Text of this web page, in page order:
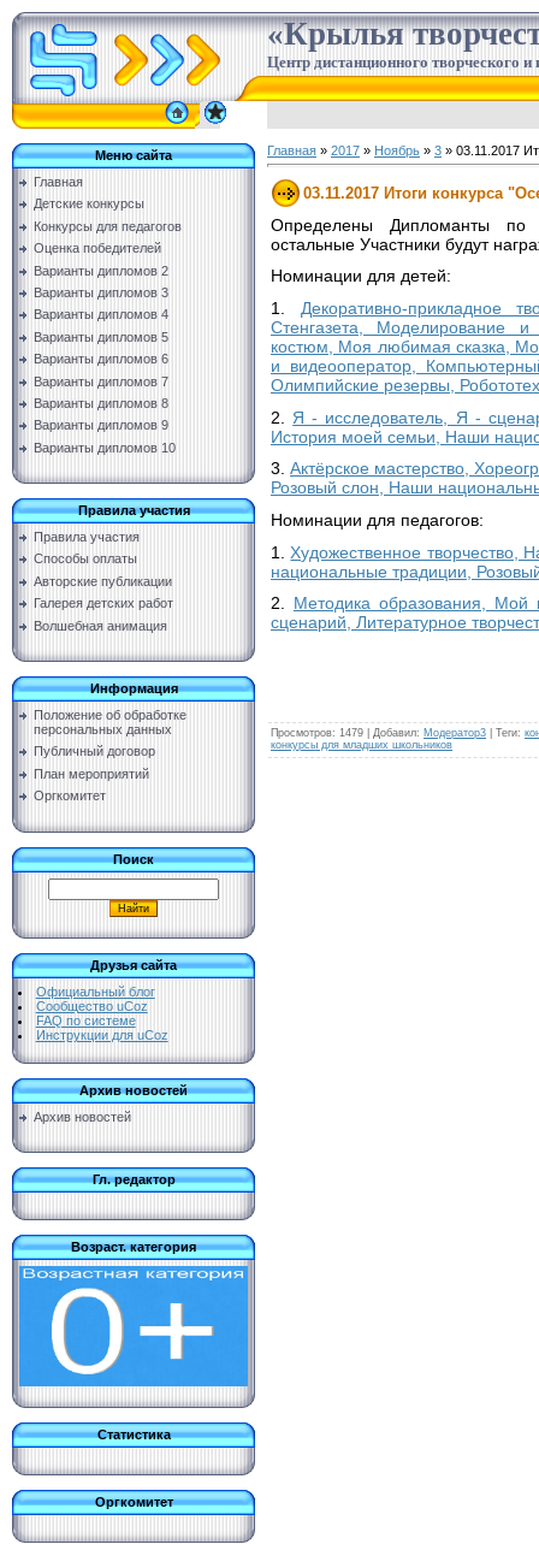
«Крылья
Центр дистанционного творческого и
Меню сайта
Главная
Детские конкурсы
Конкурсы для педагогов
Оценка победителей
Варианты дипломов 2
Варианты дипломов 3
Варианты дипломов 4
Варианты дипломов 5
Варианты дипломов 6
Варианты дипломов 7
Варианты дипломов 8
Варианты дипломов 9
Варианты дипломов 10
Правила участия
Правила участия
Способы оплаты
Авторские публикации
Галерея детских работ
Волшебная анимация
Информация
Положение об обработке
персональных данных
Публичный договор
План мероприятий
Оргкомитет
Поиск
Друзья сайта
Официальный блог
Сообщество uCoz
FAQ по системе
Инструкции для uCoz
Архив новостей
Архив новостей
Гл. редактор
Возраст. категория
Статистика
Оргкомитет
Главная » 2017 » Ноябрь » 3 » 03.11.2017
03.11.2017 Итоги конкурса
Определены Дипломанты по
остальные Участники будут
Номинации для детей:
1. Декоративно-прикладное
Стенгазета, Моделирование
костюм, Моя любимая сказка,
и видеооператор,
Олимпийские резервы,
2. Я - исследователь, Я -
История моей семьи, Наши
3. Актёрское мастерство,
Розовый слон, Наши
Номинации для педагогов:
1. Художественное творчество,
национальные традиции,
2. Методика образования, Мой
сценарий, Литературное
Просмотров: 1479 Добавил: Модератор3 Теги:
конкурсы для младших школьников